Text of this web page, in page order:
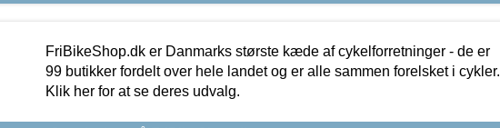
FriBikeShop.dk er Danmarks største kæde af cykelforretninger - de er
99 butikker fordelt over hele landet og er alle sammen forelsket i cykler.
Klik her for at se deres udvalg.